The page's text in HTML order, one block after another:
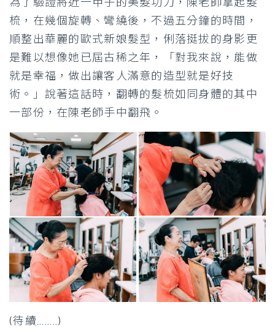
為了驗證將近一甲子的美髮功力，陳老師拿起髮
梳，在幾個旋轉、彎繞後，不過五分鐘的時間，
順整出華麗的歐式新娘髮型，俐落挺拔的身影更
是難以想像她已屆古稀之年，「對我來說，能做
就是幸福，做出讓客人滿意的造型就是好技
術。」說著這話時，翻轉的髮梳如同身體的其中
一部份，在陳老師手中翻飛。
(待續........)